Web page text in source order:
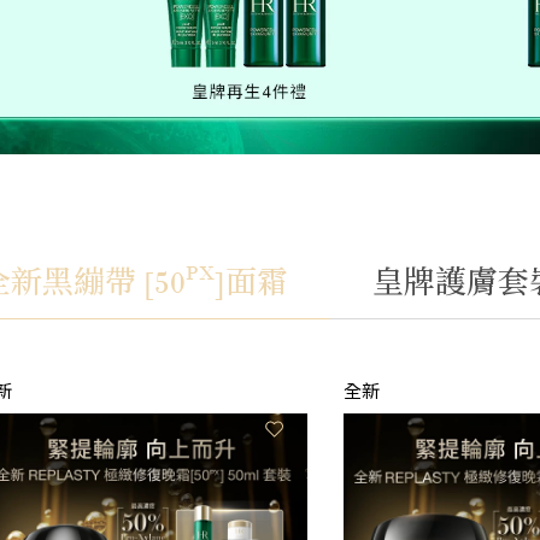
新黑繃帶 [50PX]面霜 皇牌護膚套
全新